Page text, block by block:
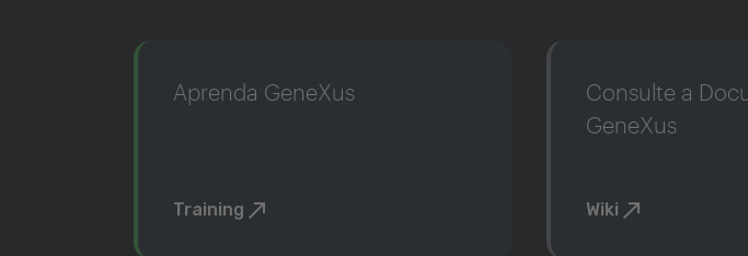
Aprenda GeneXus
Training
Consulte a
GeneXus
Wiki